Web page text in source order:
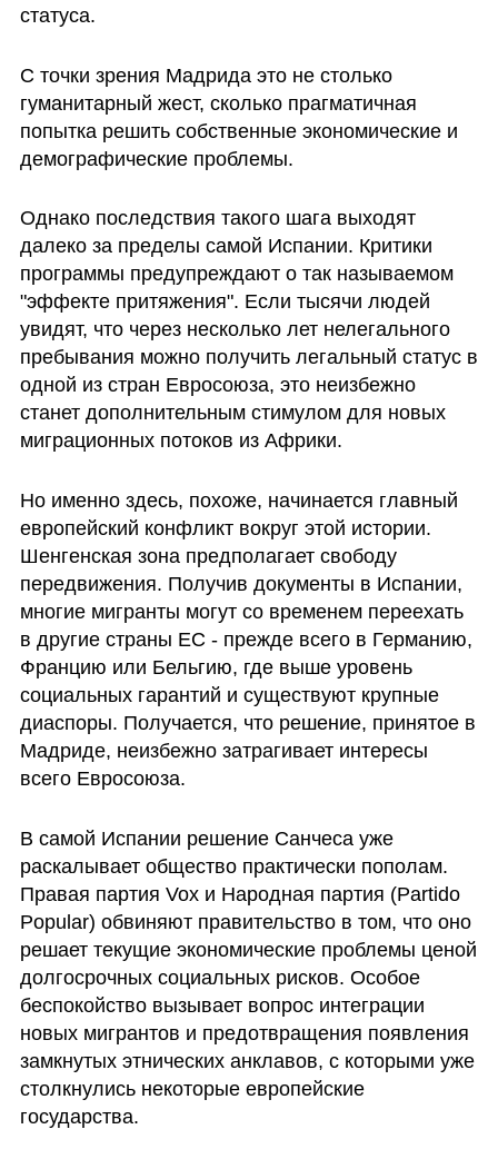
статуса.
С точки зрения Мадрида это не столько
гуманитарный жест, сколько прагматичная
попытка решить собственные экономические и
демографические проблемы.
Однако последствия такого шага выходят
далеко за пределы самой Испании. Критики
программы предупреждают о так называемом
"эффекте притяжения". Если тысячи людей
увидят, что через несколько лет нелегального
пребывания можно получить легальный статус в
одной из стран Евросоюза, это неизбежно
станет дополнительным стимулом для новых
миграционных потоков из Африки.
Но именно здесь, похоже, начинается главный
европейский конфликт вокруг этой истории.
Шенгенская зона предполагает свободу
передвижения. Получив документы в Испании,
многие мигранты могут со временем переехать
в другие страны ЕС - прежде всего в Германию,
Францию или Бельгию, где выше уровень
социальных гарантий и существуют крупные
диаспоры. Получается, что решение, принятое в
Мадриде, неизбежно затрагивает интересы
всего Евросоюза.
В самой Испании решение Санчеса уже
раскалывает общество практически пополам.
Правая партия Vox и Народная партия (Partido
Popular) обвиняют правительство в том, что оно
решает текущие экономические проблемы ценой
долгосрочных социальных рисков. Особое
беспокойство вызывает вопрос интеграции
новых мигрантов и предотвращения появления
замкнутых этнических анклавов, с которыми уже
столкнулись некоторые европейские
государства.